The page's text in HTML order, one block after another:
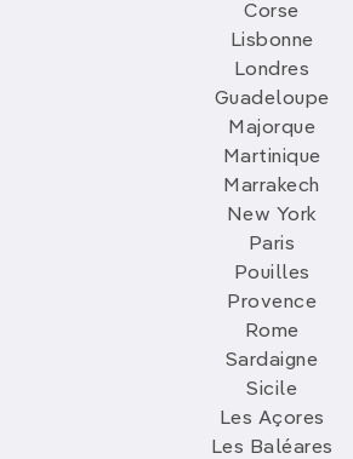
Corse
Lisbonne
Londres
Guadeloupe
Majorque
Martinique
Marrakech
New York
Paris
Pouilles
Provence
Rome
Sardaigne
Sicile
Les Açores
Les Baléares